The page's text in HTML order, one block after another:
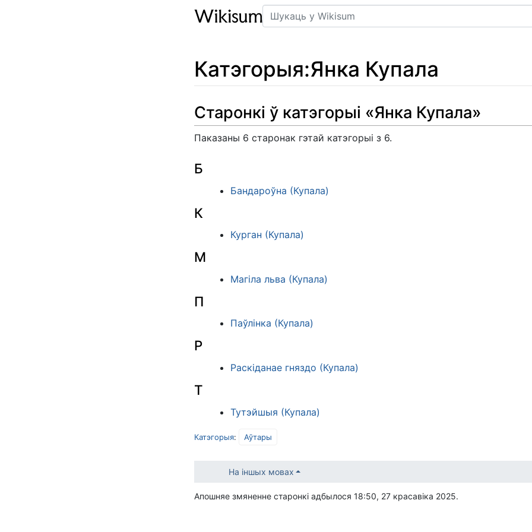
Пошук
Катэгорыя:Янка Купала
Старонкі ў катэгорыі «Янка Купала»
Паказаны 6 старонак гэтай катэгорыі з 6.
Б
Бандароўна (Купала)
К
Курган (Купала)
М
Магіла льва (Купала)
П
Паўлінка (Купала)
Р
Раскіданае гняздо (Купала)
Т
Тутэйшыя (Купала)
Катэгорыя: Аўтары
На іншых мовах
Апошняе змяненне старонкі адбылося 18:50, 27 красавіка 2025.